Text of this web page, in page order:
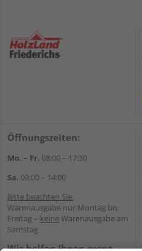
Öffnungszeiten:
Mo. – Fr. 08:00 – 17:30
Sa. 09:00 – 14:00
Bitte beachten Sie:
Warenausgabe nur Montag bis
Freitag – keineWarenausgabe am
Samstag
Wir helfen Ihnen gerne